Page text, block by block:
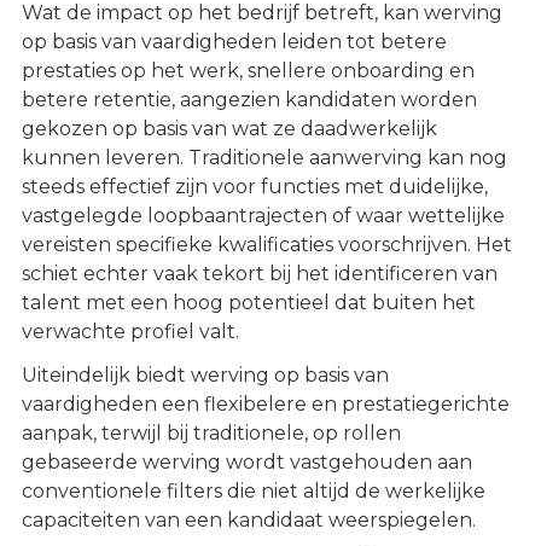
Wat de impact op het bedrijf betreft, kan werving
op basis van vaardigheden leiden tot betere
prestaties op het werk, snellere onboarding en
betere retentie, aangezien kandidaten worden
gekozen op basis van wat ze daadwerkelijk
kunnen leveren. Traditionele aanwerving kan nog
steeds effectief zijn voor functies met duidelijke,
vastgelegde loopbaantrajecten of waar wettelijke
vereisten specifieke kwalificaties voorschrijven. Het
schiet echter vaak tekort bij het identificeren van
talent met een hoog potentieel dat buiten het
verwachte profiel valt.
Uiteindelijk biedt werving op basis van
vaardigheden een flexibelere en prestatiegerichte
aanpak, terwijl bij traditionele, op rollen
gebaseerde werving wordt vastgehouden aan
conventionele filters die niet altijd de werkelijke
capaciteiten van een kandidaat weerspiegelen.